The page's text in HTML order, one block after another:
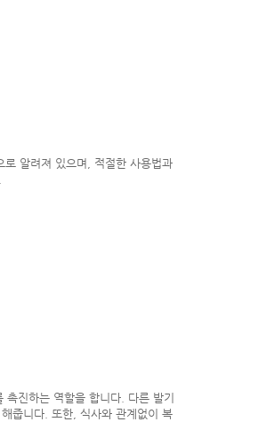
알려져 있으며, 적절한 사용법과
진하는 역할을 합니다. 다른 발기
줍니다. 또한, 식사와 관계없이 복